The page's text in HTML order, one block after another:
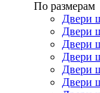
По размерам
Двери
Двери
Двери
Двери
Двери
Двери